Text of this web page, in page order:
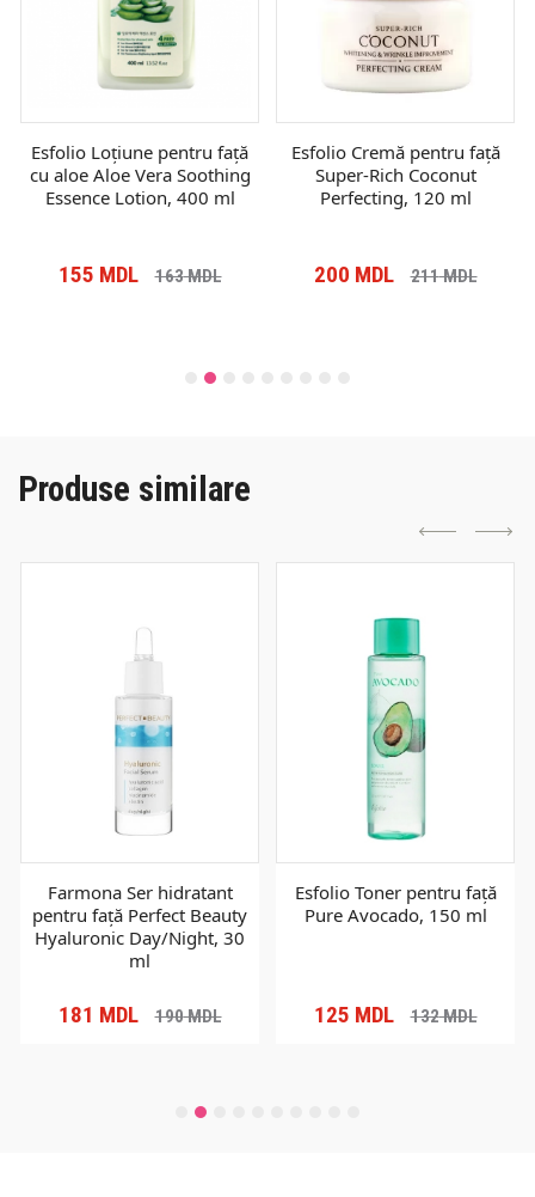
Esfolio Loțiune pentru față
cu aloe Aloe Vera Soothing
Essence Lotion, 400 ml
155 MDL 163MDL
Esfolio Cremă pentru față
Super-Rich Coconut
Perfecting, 120 ml
200 MDL 211MDL
Produse similare
Farmona Ser hidratant
pentru față Perfect Beauty
Hyaluronic Day/Night, 30
ml
181 MDL 190MDL
Esfolio Toner pentru față
Pure Avocado, 150 ml
125 MDL 132MDL